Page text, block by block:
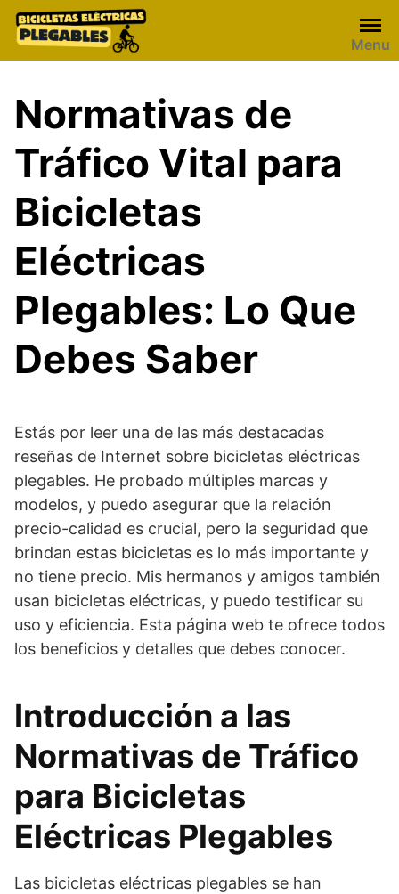
Skip
Menu
Normativas de
Tráfico Vital para
Bicicletas
Eléctricas
Plegables: Lo Que
Debes Saber
Estás por leer una de las más destacadas
reseñas de Internet sobre bicicletas eléctricas
plegables. He probado múltiples marcas y
modelos, y puedo asegurar que la relación
precio-calidad es crucial, pero la seguridad que
brindan estas bicicletas es lo más importante y
no tiene precio. Mis hermanos y amigos también
usan bicicletas eléctricas, y puedo testificar su
uso y eficiencia. Esta página web te ofrece todos
los beneficios y detalles que debes conocer.
Introducción a las
Normativas de Tráfico
para Bicicletas
Eléctricas Plegables
Las bicicletas eléctricas plegables se han